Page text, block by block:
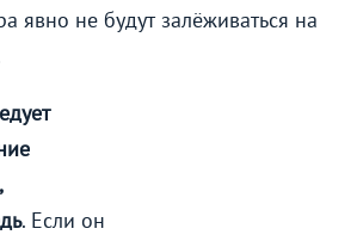
явно не будут залёживаться на
. Если он